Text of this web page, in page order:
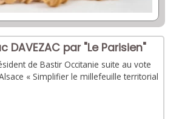
DAVEZAC par "Le Parisien"
de Bastir Occitanie suite au vote
« Simplifier le millefeuille territorial